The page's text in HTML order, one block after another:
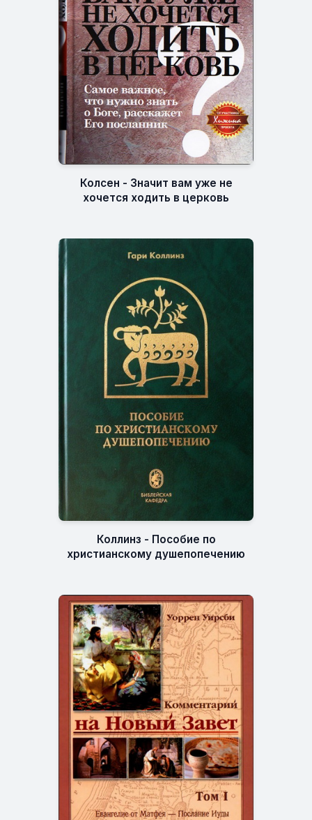
Колсен - Значит вам уже не
хочется ходить в церковь
Коллинз - Пособие по
христианскому душепопечению